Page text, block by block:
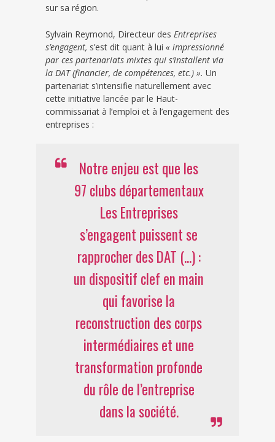
sur sa région.
Sylvain Reymond, Directeur des Entreprises
s’engagent, s’est dit quant à lui « impressionné
par ces partenariats mixtes qui s’installent via
la DAT (financier, de compétences, etc.) ». Un
partenariat s’intensifie naturellement avec
cette initiative lancée par le Haut-
commissariat à l’emploi et à l’engagement des
entreprises :
Notre enjeu est que les
97 clubs départementaux
Les Entreprises
s’engagent puissent se
rapprocher des DAT (...) :
un dispositif clef en main
qui favorise la
reconstruction des corps
intermédiaires et une
transformation profonde
du rôle de l’entreprise
dans la société.